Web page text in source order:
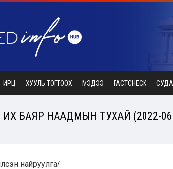
ИРЦ ХУУЛЬ ТОГТООХ МЭДЭЭ FACTCHECK
ИХ БАЯР НААДМЫН ТУХАЙ (2022-
найруулга/